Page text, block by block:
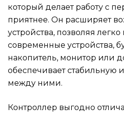
который делает работу с
приятнее. Он расширяет
устройства, позволяя
современные устройства,
накопитель, монитор или
обеспечивает стабильную
между ними.
Контроллер выгодно